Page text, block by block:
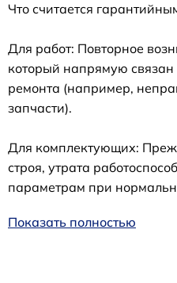
Что считается
Для работ: Повторное
который напрямую связан
ремонта (например,
запчасти).
Для комплектующих:
строя, утрата
параметрам при
Показать полностью